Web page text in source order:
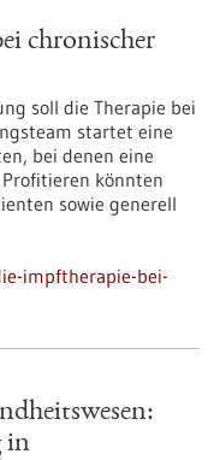
chronischer
soll die Therapie bei
startet eine
bei denen eine
könnten
sowie generell
impftherapie-bei-
in